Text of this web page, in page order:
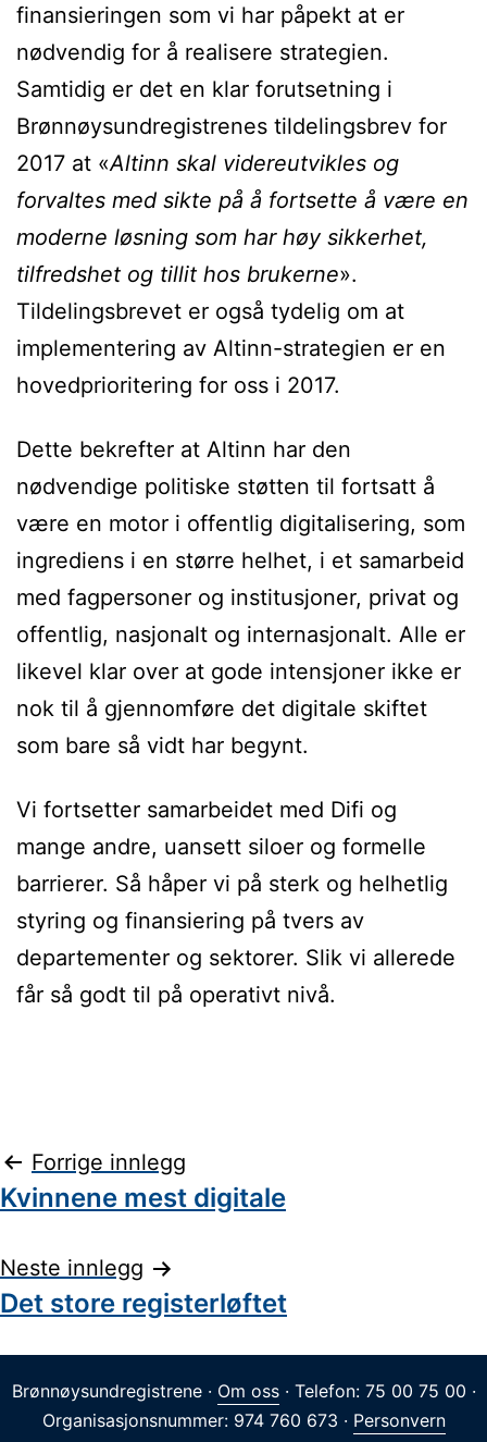
finansieringen som vi har påpekt at er
nødvendig for å realisere strategien.
Samtidig er det en klar forutsetning i
Brønnøysundregistrenes tildelingsbrev for
2017 at «Altinn skal videre­utvikles og
forvaltes med sikte på å fortsette å være en
moderne løsning som har høy sikkerhet,
tilfredshet og tillit hos brukerne».
Tildelingsbrevet er også tydelig om at
implementering av Altinn-strategien er en
hovedprioritering for oss i 2017.
Dette bekrefter at Altinn har den
nødvendige politiske støtten til fortsatt å
være en motor i offentlig digitalisering, som
ingrediens i en større helhet, i et samarbeid
med fagpersoner og institusjoner, privat og
offentlig, nasjonalt og internasjonalt. Alle er
likevel klar over at gode intensjoner ikke er
nok til å gjennomføre det digitale skiftet
som bare så vidt har begynt.
Vi fortsetter samarbeidet med Difi og
mange andre, uansett siloer og formelle
barrierer. Så håper vi på sterk og helhetlig
styring og finansiering på tvers av
departementer og sektorer. Slik vi allerede
får så godt til på operativt nivå.
Innleggsnavigasjon
Forrige innlegg
Kvinnene mest digitale
Neste innlegg
Det store registerløftet
Brønnøysundregistrene · Om oss· Telefon: 75 00 75 00 ·
Organisasjonsnummer: 974 760 673 · Personvern